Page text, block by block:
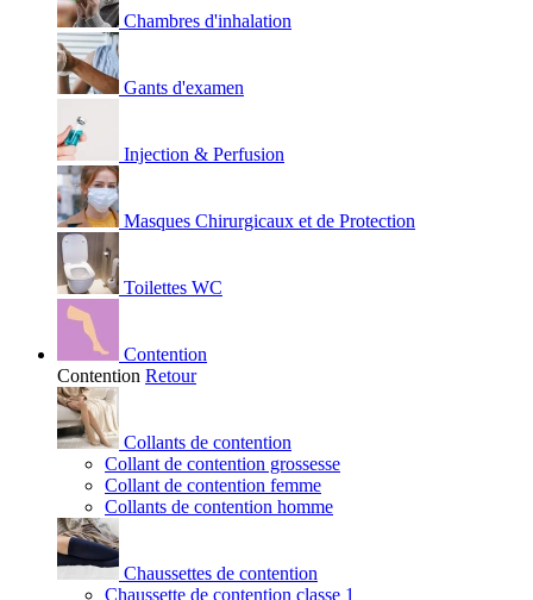
Chambres d'inhalation
Gants d'examen
Injection & Perfusion
Masques Chirurgicaux et de Protection
Toilettes WC
Contention
Contention Retour
Collants de contention
Collant de contention grossesse
Collant de contention femme
Collants de contention homme
Chaussettes de contention
Chaussette de contention classe 1